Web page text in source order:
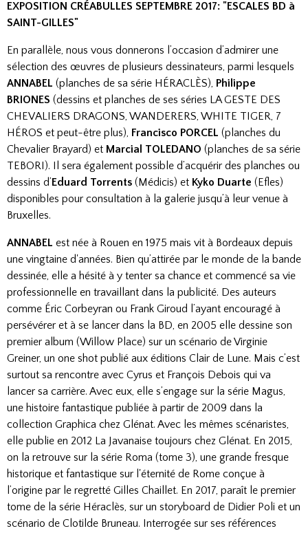
EXPOSITION CRÉABULLES SEPTEMBRE 2017: "ESCALES BD à
SAINT-GILLES"
En parallèle, nous vous donnerons l’occasion d’admirer une
sélection des œuvres de plusieurs dessinateurs, parmi lesquels
ANNABEL (planches de sa série HÉRACLÈS), Philippe
BRIONES (dessins et planches de ses séries LA GESTE DES
CHEVALIERS DRAGONS, WANDERERS, WHITE TIGER, 7
HÉROS et peut-être plus), Francisco PORCEL (planches du
Chevalier Brayard) et Marcial TOLEDANO (planches de sa série
TEBORI). Il sera également possible d’acquérir des planches ou
dessins d’Eduard Torrents (Médicis) et Kyko Duarte (Efles)
disponibles pour consultation à la galerie jusqu’à leur venue à
Bruxelles.
ANNABEL est née à Rouen en 1975 mais vit à Bordeaux depuis
une vingtaine d'années. Bien qu’attirée par le monde de la bande
dessinée, elle a hésité à y tenter sa chance et commencé sa vie
professionnelle en travaillant dans la publicité. Des auteurs
comme Éric Corbeyran ou Frank Giroud l’ayant encouragé à
persévérer et à se lancer dans la BD, en 2005 elle dessine son
premier album (Willow Place) sur un scénario de Virginie
Greiner, un one shot publié aux éditions Clair de Lune. Mais c’est
surtout sa rencontre avec Cyrus et François Debois qui va
lancer sa carrière. Avec eux, elle s’engage sur la série Magus,
une histoire fantastique publiée à partir de 2009 dans la
collection Graphica chez Glénat. Avec les mêmes scénaristes,
elle publie en 2012 La Javanaise toujours chez Glénat. En 2015,
on la retrouve sur la série Roma (tome 3), une grande fresque
historique et fantastique sur l'éternité de Rome conçue à
l’origine par le regretté Gilles Chaillet. En 2017, paraît le premier
tome de la série Héraclès, sur un storyboard de Didier Poli et un
scénario de Clotilde Bruneau. Interrogée sur ses références